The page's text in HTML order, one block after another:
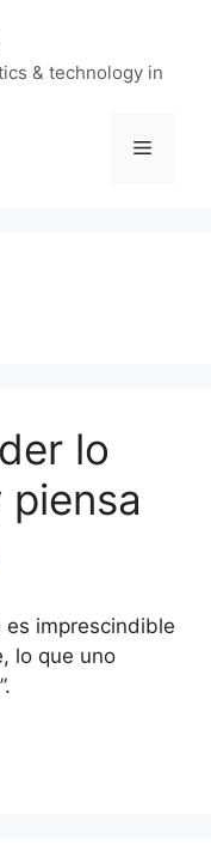
& technology in
Menu
lo
es imprescindible
lo que uno